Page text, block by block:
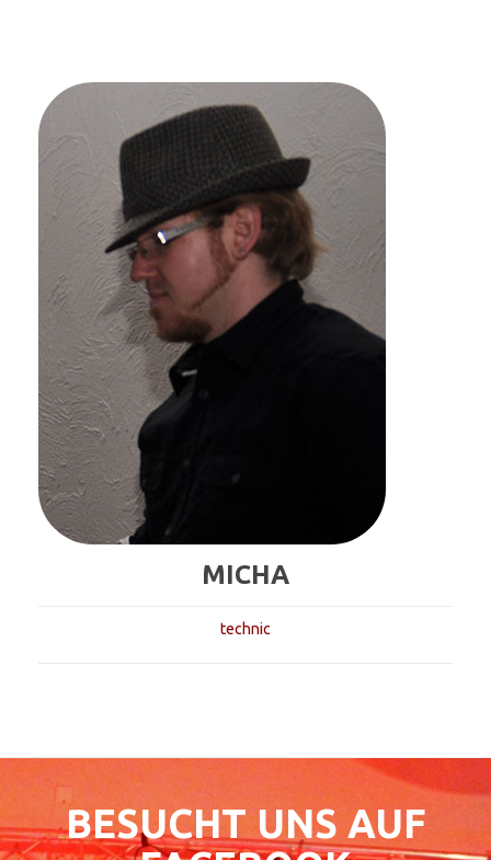
MICHA
technic
BESUCHT UNS AUF